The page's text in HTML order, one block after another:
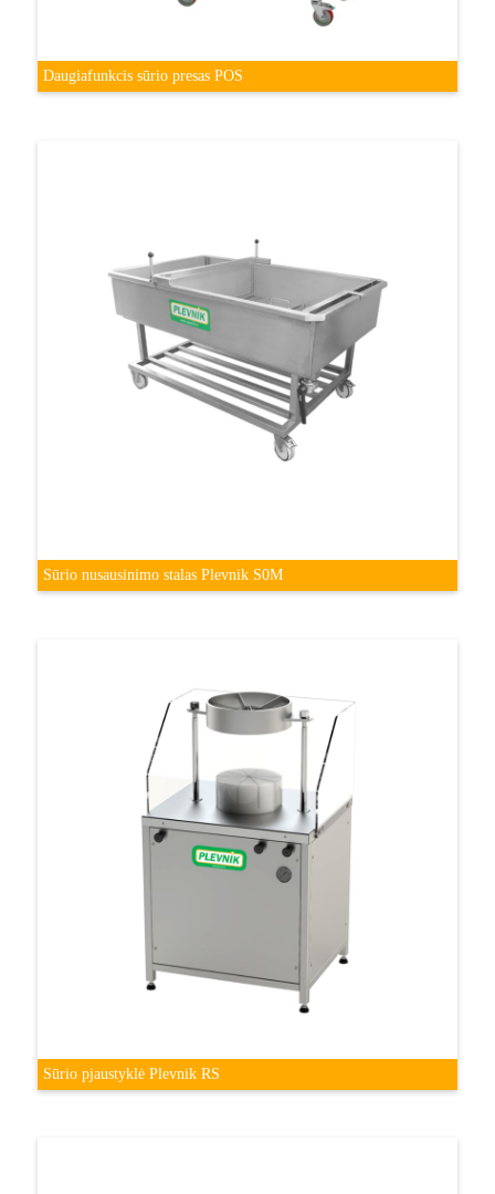
Daugiafunkcis sūrio presas POS
Sūrio nusausinimo stalas Plevnik S0M
Sūrio pjaustyklė Plevnik RS